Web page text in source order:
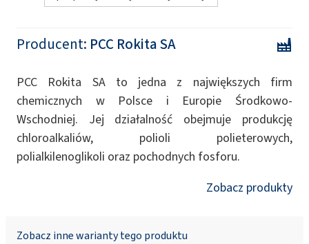
Producent: PCC Rokita SA
PCC Rokita SA to jedna z największych firm
chemicznych w Polsce i Europie Środkowo-
Wschodniej. Jej działalność obejmuje produkcję
chloroalkaliów, polioli polieterowych,
polialkilenoglikoli oraz pochodnych fosforu.
Zobacz produkty
Zobacz inne warianty tego produktu